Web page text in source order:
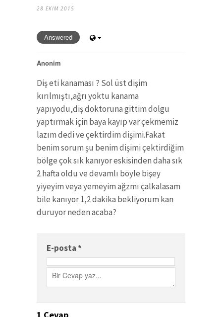
28 EKIM 2015
Answered
Anonim
Diş eti kanaması ? Sol üst dişim
kırılmıştı,ağrı yoktu kanama
yapıyodu,diş doktoruna gittim dolgu
yaptırmak için baya kayıp var çekmemiz
lazım dedi ve çektirdim dişimi.Fakat
benim sorum şu benim dişimi çektirdiğim
bölge çok sık kanıyor eskisinden daha sık
2 hafta oldu ve devamlı böyle bişey
yiyeyim veya yemeyim ağzmı çalkalasam
bile kanıyor 1,2 dakika bekliyorum kan
duruyor neden acaba?
E-posta*
1 Cevap